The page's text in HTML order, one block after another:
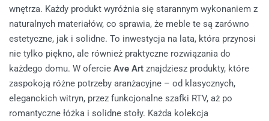
wnętrza. Każdy produkt wyróżnia się starannym wykonaniem z
naturalnych materiałów, co sprawia, że meble te są zarówno
estetyczne, jak i solidne. To inwestycja na lata, która przynosi
nie tylko piękno, ale również praktyczne rozwiązania do
każdego domu. W ofercie Ave Art znajdziesz produkty, które
zaspokoją różne potrzeby aranżacyjne – od klasycznych,
eleganckich witryn, przez funkcjonalne szafki RTV, aż po
romantyczne łóżka i solidne stoły. Każda kolekcja